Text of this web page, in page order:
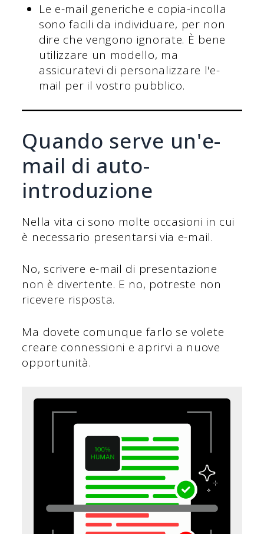
Le e-mail generiche e copia-incolla
sono facili da individuare, per non
dire che vengono ignorate. È bene
utilizzare un modello, ma
assicuratevi di personalizzare l'e-
mail per il vostro pubblico.
Quando serve un'e-
mail di auto-
introduzione
Nella vita ci sono molte occasioni in cui
è necessario presentarsi via e-mail.
No, scrivere e-mail di presentazione
non è divertente. E no, potreste non
ricevere risposta.
Ma dovete comunque farlo se volete
creare connessioni e aprirvi a nuove
opportunità.